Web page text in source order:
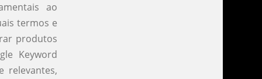
ao
termos e
produtos
Keyword
relevantes,